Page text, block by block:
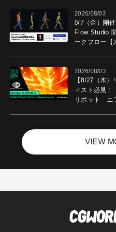
2026/08/03
8/7（金）開
Flow Studio
ークフロー【
2026/08/03
【8/27（木
ィスト必見
リボット エ
VIEW